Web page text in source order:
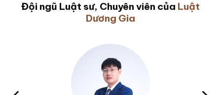
Đội ngũ Luật sư, Chuyên viên của Luật
Dương Gia